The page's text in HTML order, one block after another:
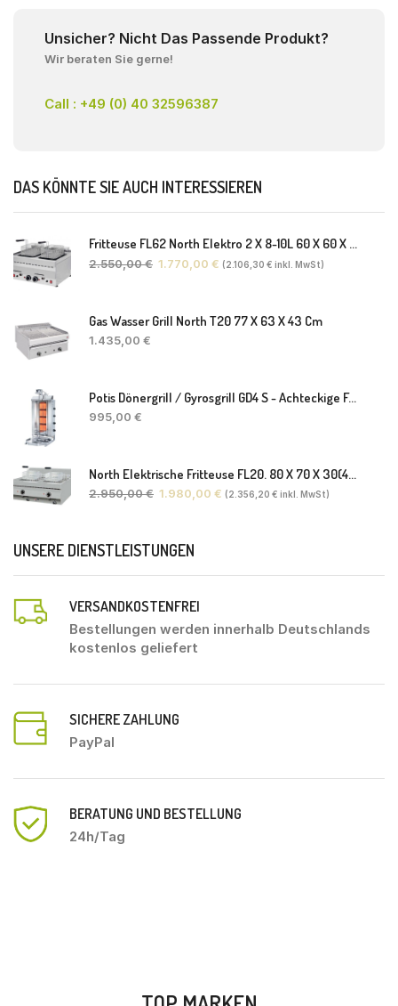
Unsicher? Nicht Das Passende Produkt?
Wir beraten Sie gerne!
Call : +49 (0) 40 32596387
DAS KÖNNTE SIE AUCH INTERESSIEREN
Fritteuse FL62 North Elektro 2 X 8-10L 60 X 60 X 30(38) Cm
2.550,00€ 1.770,00 € (2.106,30 € inkl. MwSt)
Gas Wasser Grill North T20 77 X 63 X 43 Cm
1.435,00 €
Potis Dönergrill / Gyrosgrill GD4 S - Achteckige Fettwanne-Ohne Schaufel
995,00 €
North Elektrische Fritteuse FL20. 80 X 70 X 30(46) Cm
2.950,00€ 1.980,00 € (2.356,20 € inkl. MwSt)
UNSERE DIENSTLEISTUNGEN
VERSANDKOSTENFREI
Bestellungen werden innerhalb Deutschlands
kostenlos geliefert
SICHERE ZAHLUNG
PayPal
BERATUNG UND BESTELLUNG
24h/Tag